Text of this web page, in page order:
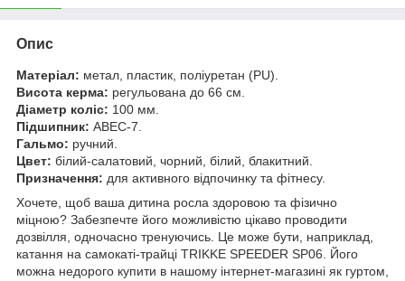
Опис
Матеріал: метал, пластик, поліуретан (PU).
Висота керма: регульована до 66 см.
Діаметр коліс: 100 мм.
Підшипник: АВЕС-7.
Гальмо: ручний.
Цвет: білий-салатовий, чорний, білий, блакитний.
Призначення: для активного відпочинку та фітнесу.
Хочете, щоб ваша дитина росла здоровою та фізично
міцною? Забезпечте його можливістю цікаво проводити
дозвілля, одночасно тренуючись. Це може бути, наприклад,
катання на самокаті-трайці TRIKKE SPEEDER SP06. Його
можна недорого купити в нашому інтернет-магазині як гуртом,